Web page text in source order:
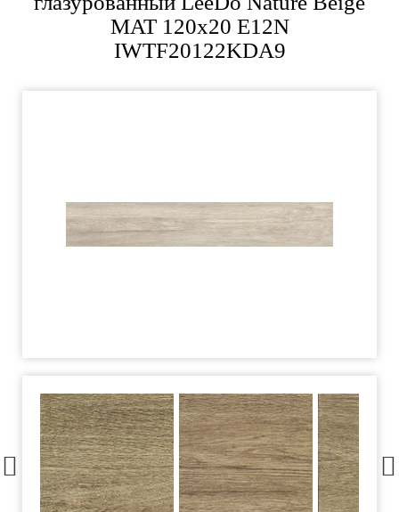
MAT 120x20 E12N
IWTF20122KDA9